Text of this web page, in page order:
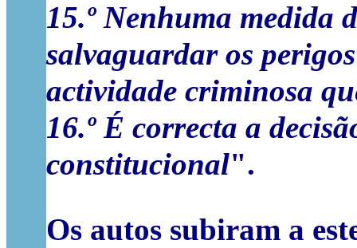
15.º Nenhuma medida
salvaguardar os
actividade criminosa
16.º É correcta a
constitucional".
Os autos subiram a